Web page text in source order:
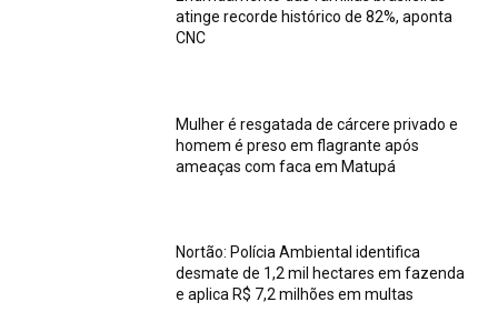
atinge recorde histórico de 82%, aponta
CNC
Mulher é resgatada de cárcere privado e
homem é preso em flagrante após
ameaças com faca em Matupá
Nortão: Polícia Ambiental identifica
desmate de 1,2 mil hectares em fazenda
e aplica R$ 7,2 milhões em multas